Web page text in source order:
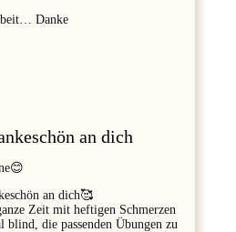
Danke
an dich
an dich🥰
Zeit mit heftigen Schmerzen
blind, die passenden Übungen zu